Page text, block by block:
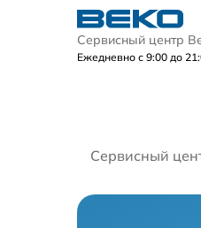
Сервисный центр
Ежедневно с 9:00 до
Сервисный